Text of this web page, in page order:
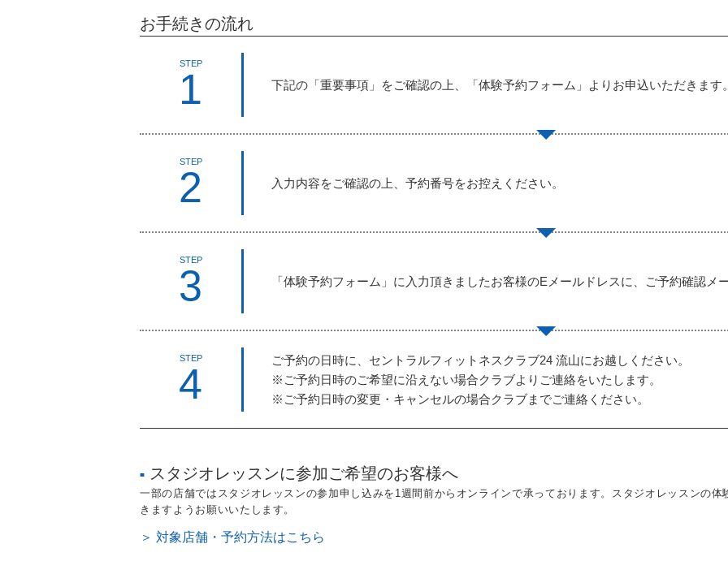
お手続きの流れ
STEP
1 下記の「重要事項」をご確認の上、「体験予約フォーム」よりお申込いただきます。
STEP
2 入力内容をご確認の上、予約番号をお控えください。
STEP
3 「体験予約フォーム」に入力頂きましたお客様のEメールドレスに、ご予約確認メ
STEP
4
ご予約の日時に、セントラルフィットネスクラブ24 流山にお越しください。
※ご予約日時のご希望に沿えない場合クラブよりご連絡をいたします。
※ご予約日時の変更・キャンセルの場合クラブまでご連絡ください。
■ スタジオレッスンに参加ご希望のお客様へ
一部の店舗ではスタジオレッスンの参加申し込みを1週間前からオンラインで承っております。スタジオレッスンの
きますようお願いいたします。
＞ 対象店舗・予約方法はこちら